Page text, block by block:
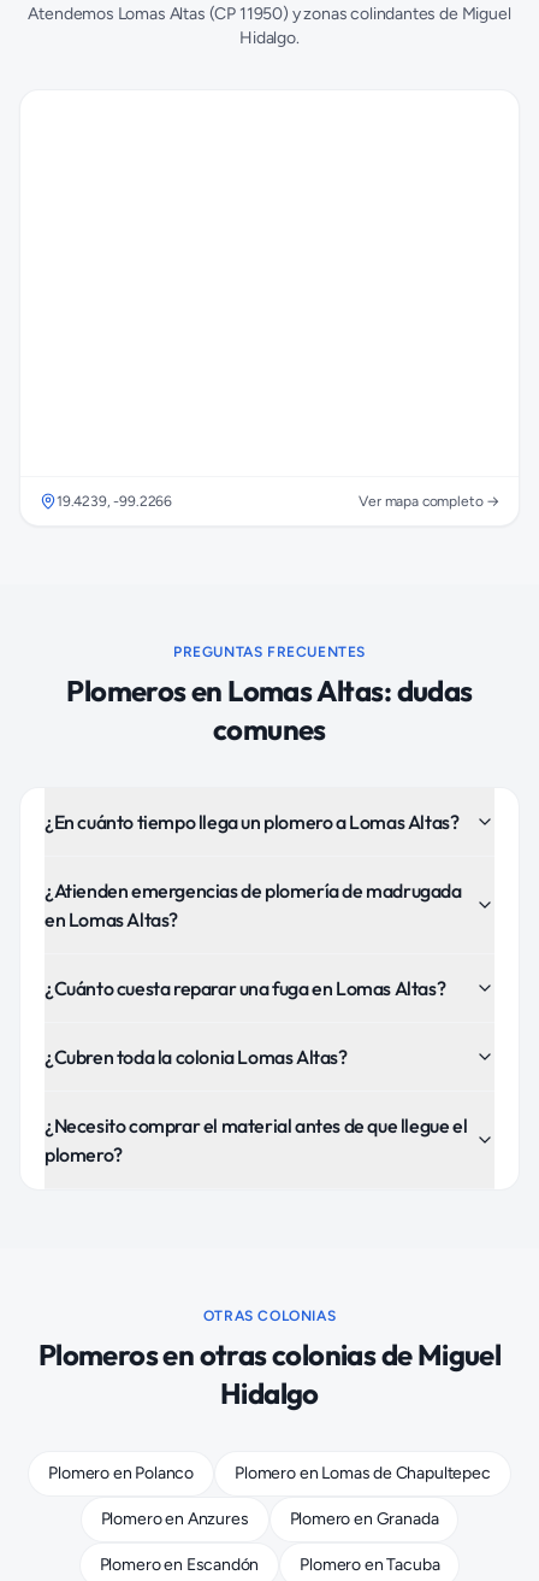
Atendemos Lomas Altas (CP 11950) y zonas colindantes de Miguel
Hidalgo.
19.4239,-99.2266 Ver mapa completo →
PREGUNTAS FRECUENTES
Plomerosen Lomas Altas: dudas
comunes
¿En cuánto tiempo llega un plomero a Lomas Altas?
¿Atienden emergencias de plomería de madrugada
en Lomas Altas?
¿Cuánto cuesta reparar una fuga en Lomas Altas?
¿Cubren toda la colonia Lomas Altas?
¿Necesito comprar el material antes de que llegue el
plomero?
OTRAS COLONIAS
Plomerosen otras colonias deMiguel
Hidalgo
Plomeroen Polanco Plomeroen Lomas de Chapultepec
Plomeroen Anzures Plomeroen Granada
Plomeroen Escandón PlomeroenTacuba